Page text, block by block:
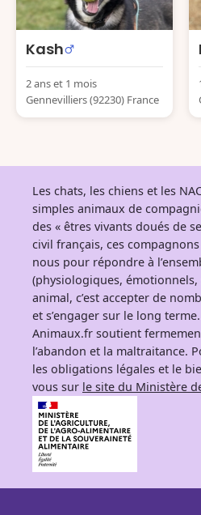
Kash
2 ans et 1 mois
Gennevilliers (92230) France
Les chats, les chiens et les
simples animaux de
des « êtres vivants doués de
civil français, ces
nous pour répondre à
(physiologiques,
animal, c’est accepter de
et s’engager sur le long
Animaux.fr soutient
l’abandon et la maltraitance.
les obligations légales et le
vous sur le site du Ministère